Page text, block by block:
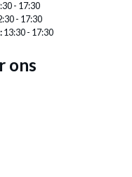
- 17:30
- 17:30
13:30 - 17:30
ons